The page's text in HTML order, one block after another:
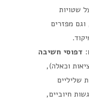
שטויות
מפזרים
דפוסי חשיבה
וכאלה),
שליליים
חיוביים,